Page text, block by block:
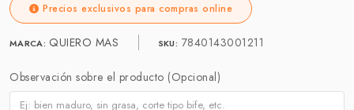
Precios exclusivos para compras online
MARCA: QUIERO MAS SKU: 7840143001211
Observación sobre el producto (Opcional)